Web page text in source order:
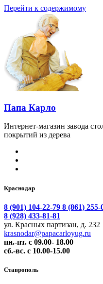
Перейти к содержимому
Папа Карло
Интернет-магазин завода
покрытий из дерева
Краснодар
8 (901) 104-22-79 8 (861) 255-
8 (928) 433-81-81
ул. Красных партизан, д. 232
krasnodar@papacarloyug.ru
пн.-пт. с 09.00- 18.00
сб.-вс. с 10.00-15.00
Ставрополь